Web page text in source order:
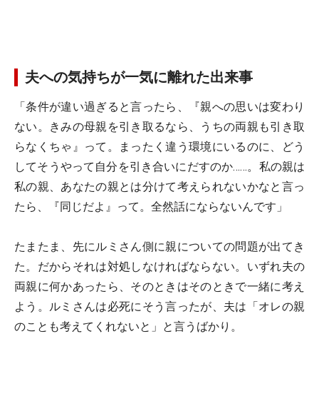
夫への気持ちが一気に離れた出来事
「条件が違い過ぎると言ったら、『親への思いは変わり
ない。きみの母親を引き取るなら、うちの両親も引き取
らなくちゃ』って。まったく違う環境にいるのに、どう
してそうやって自分を引き合いにだすのか……。私の親は
私の親、あなたの親とは分けて考えられないかなと言っ
たら、『同じだよ』って。全然話にならないんです」
たまたま、先にルミさん側に親についての問題が出てき
た。だからそれは対処しなければならない。いずれ夫の
両親に何かあったら、そのときはそのときで一緒に考え
よう。ルミさんは必死にそう言ったが、夫は「オレの親
のことも考えてくれないと」と言うばかり。